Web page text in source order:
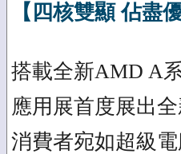
【四核雙顯 佔盡
搭載全新AMD A
應用展首度展出
消費者宛如超級